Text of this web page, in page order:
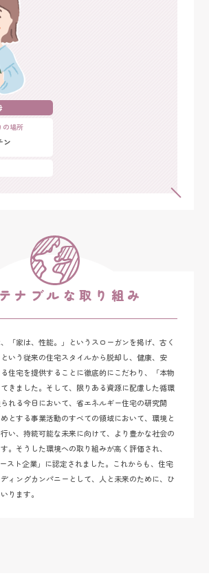
の場所
ン
ナブルな取り組み
「家は、性能。」というスローガンを掲げ、古く
いう従来の住宅スタイルから脱却し、健康、安
住宅を提供することに徹底的にこだわり、「本物
きました。そして、限りある資源に配慮した循環
れる今日において、省エネルギー住宅の研究開
とする事業活動のすべての領域において、環境と
い、持続可能な未来に向けて、より豊かな社会の
。そうした環境への取り組みが高く評価され、
スト企業」に認定されました。これからも、住宅
ィングカンパニーとして、人と未来のために、ひ
ります。